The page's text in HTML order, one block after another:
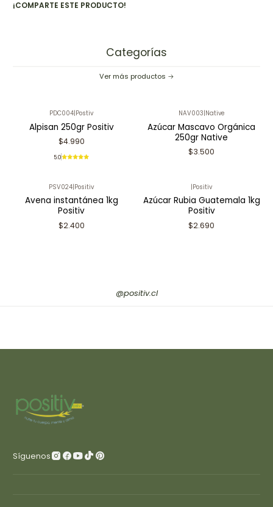
¡COMPARTE ESTE PRODUCTO!
Categorías
Ver más productos
PDC004|Postiv
Alpisan 250gr Positiv
$4.990
5.0
NAV003|Native
Azúcar Mascavo Orgánica
250gr Native
$3.500
PSV024|Positiv
Avena instantánea 1kg
Positiv
$2.400
|Positiv
Azúcar Rubia Guatemala 1kg
Positiv
$2.690
@positiv.cl
Síguenos